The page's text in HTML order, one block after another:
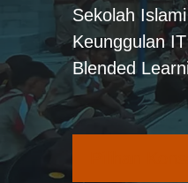
Sekolah
Keunggulan
Blended